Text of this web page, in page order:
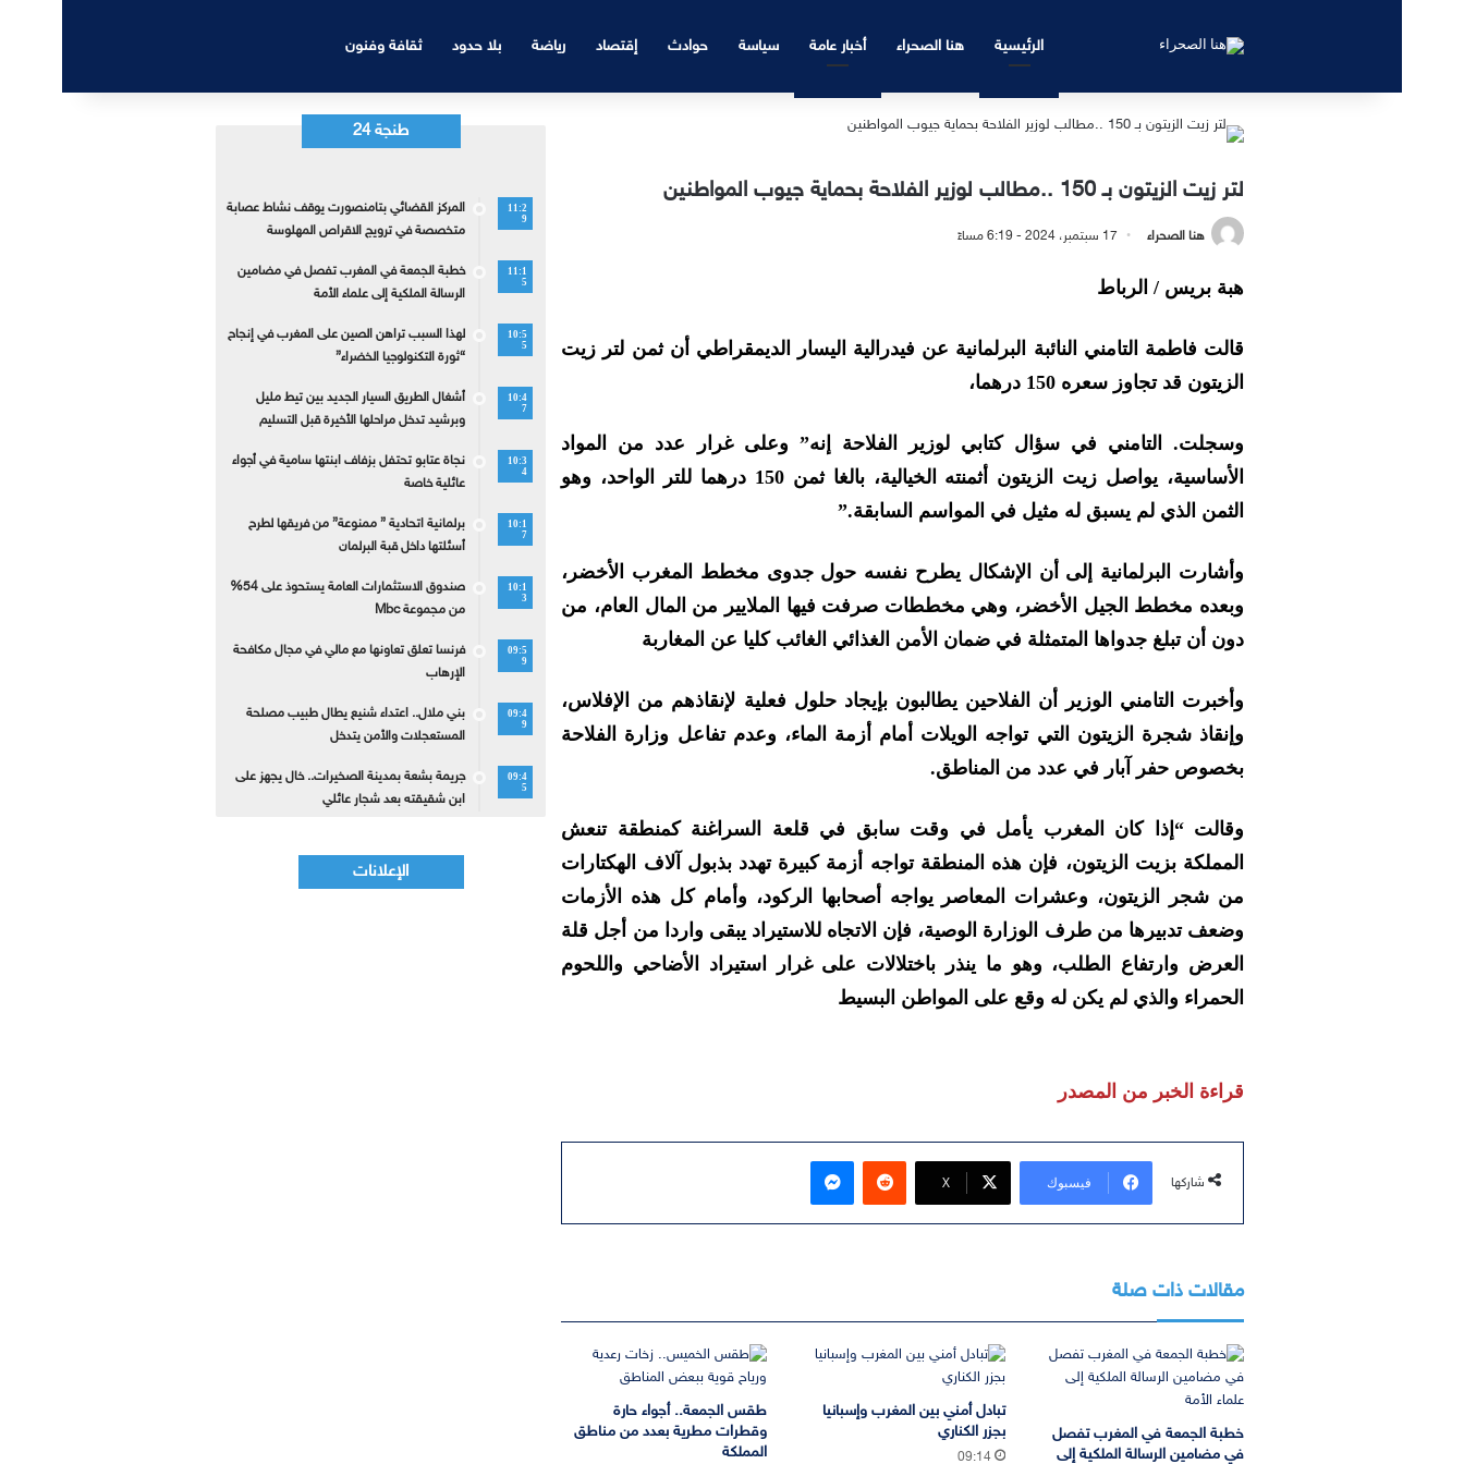
الرئيسية هنا الصحراء أخبار عامة سياسة حوادث إقتصاد رياضة بلا حدود ثقافة وفنون
لتر زيت الزيتون بـ 150 ..مطالب لوزير الفلاحة بحماية جيوب المواطنين
هنا الصحراء 17 سبتمبر، 2024 - 6:19 مساءً
هبة بريس / الرباط
قالت فاطمة التامني النائبة البرلمانية عن فيدرالية اليسار الديمقراطي أن ثمن لتر زيت
الزيتون قد تجاوز سعره 150 درهما،
وسجلت. التامني في سؤال كتابي لوزير الفلاحة إنه” وعلى غرار عدد من المواد
الأساسية، يواصل زيت الزيتون أثمنته الخيالية، بالغا ثمن 150 درهما للتر الواحد، وهو
الثمن الذي لم يسبق له مثيل في المواسم السابقة.”
وأشارت البرلمانية إلى أن الإشكال يطرح نفسه حول جدوى مخطط المغرب الأخضر،
وبعده مخطط الجيل الأخضر، وهي مخططات صرفت فيها الملايير من المال العام، من
دون أن تبلغ جدواها المتمثلة في ضمان الأمن الغذائي الغائب كليا عن المغاربة
وأخبرت التامني الوزير أن الفلاحين يطالبون بإيجاد حلول فعلية لإنقاذهم من الإفلاس،
وإنقاذ شجرة الزيتون التي تواجه الويلات أمام أزمة الماء، وعدم تفاعل وزارة الفلاحة
بخصوص حفر آبار في عدد من المناطق.
وقالت “إذا كان المغرب يأمل في وقت سابق في قلعة السراغنة كمنطقة تنعش
المملكة بزيت الزيتون، فإن هذه المنطقة تواجه أزمة كبيرة تهدد بذبول آلاف الهكتارات
من شجر الزيتون، وعشرات المعاصر يواجه أصحابها الركود، وأمام كل هذه الأزمات
وضعف تدبيرها من طرف الوزارة الوصية، فإن الاتجاه للاستيراد يبقى واردا من أجل قلة
العرض وارتفاع الطلب، وهو ما ينذر باختلالات على غرار استيراد الأضاحي واللحوم
الحمراء والذي لم يكن له وقع على المواطن البسيط
قراءة الخبر من المصدر
شاركها فيسبوك ‫X
ماسنجر
مقالات ذات صلة
خطبة الجمعة في المغرب تفصل
في مضامين الرسالة الملكية إلى
تبادل أمني بين المغرب وإسبانيا
بجزر الكناري
09:14
طقس الجمعة.. أجواء حارة
وقطرات مطرية بعدد من مناطق
المملكة
طنجة 24
11:2
9
المركز القضائي بتامنصورت يوقف نشاط عصابة
متخصصة في ترويج الاقراص المهلوسة
11:1
5
خطبة الجمعة في المغرب تفصل في مضامين
الرسالة الملكية إلى علماء الأمة
10:5
5
لهذا السبب تراهن الصين على المغرب في إنجاح
“ثورة التكنولوجيا الخضراء”
10:4
7
أشغال الطريق السيار الجديد بين تيط مليل
وبرشيد تدخل مراحلها الأخيرة قبل التسليم
10:3
4
نجاة عتابو تحتفل بزفاف ابنتها سامية في أجواء
عائلية خاصة
10:1
7
برلمانية اتحادية ” ممنوعة” من فريقها لطرح
أسئلتها داخل قبة البرلمان
10:1
3
صندوق الاستثمارات العامة يستحوذ على 54%
من مجموعة Mbc
09:5
9
فرنسا تعلق تعاونها مع مالي في مجال مكافحة
الإرهاب
09:4
9
بني ملال.. اعتداء شنيع يطال طبيب مصلحة
المستعجلات والأمن يتدخل
09:4
5
جريمة بشعة بمدينة الصخيرات.. خال يجهز على
ابن شقيقته بعد شجار عائلي
الإعلانات